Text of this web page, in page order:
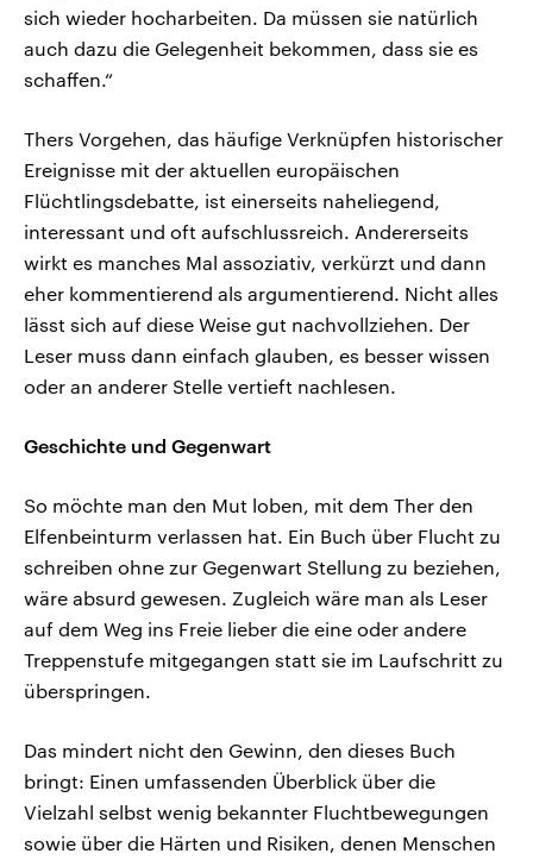
sich wieder hocharbeiten. Da müssen sie natürlich
auch dazu die Gelegenheit bekommen, dass sie es
schaffen.“
Thers Vorgehen, das häufige Verknüpfen historischer
Ereignisse mit der aktuellen europäischen
Flüchtlingsdebatte, ist einerseits naheliegend,
interessant und oft aufschlussreich. Andererseits
wirkt es manches Mal assoziativ, verkürzt und dann
eher kommentierend als argumentierend. Nicht alles
lässt sich auf diese Weise gut nachvollziehen. Der
Leser muss dann einfach glauben, es besser wissen
oder an anderer Stelle vertieft nachlesen.
Geschichte und Gegenwart
So möchte man den Mut loben, mit dem Ther den
Elfenbeinturm verlassen hat. Ein Buch über Flucht zu
schreiben ohne zur Gegenwart Stellung zu beziehen,
wäre absurd gewesen. Zugleich wäre man als Leser
auf dem Weg ins Freie lieber die eine oder andere
Treppenstufe mitgegangen statt sie im Laufschritt zu
überspringen.
Das mindert nicht den Gewinn, den dieses Buch
bringt: Einen umfassenden Überblick über die
Vielzahl selbst wenig bekannter Fluchtbewegungen
sowie über die Härten und Risiken, denen Menschen